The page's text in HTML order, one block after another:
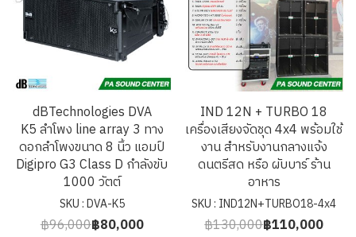
dBTechnologies DVA
K5 ลำโพง line array 3 ทาง
ดอกลำโพงขนาด 8 นิ้ว แอมป์
Digipro G3 Class D กำลังขับ
1000 วัตต์
SKU : DVA-K5
฿96,000฿80,000
IND 12N + TURBO 18
เครื่องเสียงจัดชุด 4x4 พร้อมใช้
งาน สำหรับงานกลางแจ้ง
ดนตรีสด หรือ ผับบาร์ ร้าน
อาหาร
SKU : IND12N+TURBO18-4x4
฿130,000฿110,000